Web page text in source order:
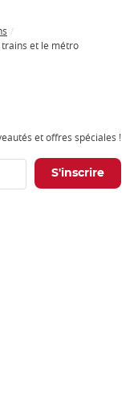
trains et le métro
et offres spéciales !